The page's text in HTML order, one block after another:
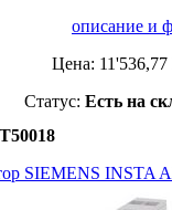
описание и
Цена: 11'536,77
Статус: Есть на
SIEMENS INSTA